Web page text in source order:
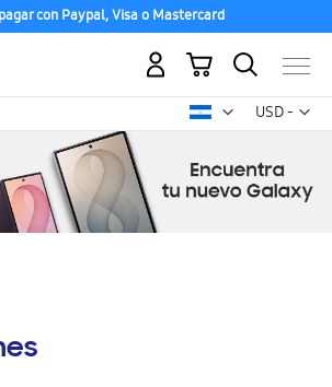
con Paypal, Visa o Mastercard
USD -
dólar
Mi carrito